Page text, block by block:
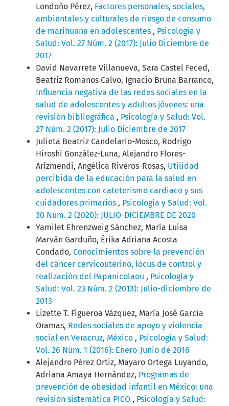
Londoño Pérez, Factores personales, sociales,
ambientales y culturales de riesgo de consumo
de marihuana en adolescentes , Psicología y
Salud: Vol. 27 Núm. 2 (2017): Julio Diciembre de
2017
David Navarrete Villanueva, Sara Castel Feced,
Beatriz Romanos Calvo, Ignacio Bruna Barranco,
Influencia negativa de las redes sociales en la
salud de adolescentes y adultos jóvenes: una
revisión bibliográfica , Psicología y Salud: Vol.
27 Núm. 2 (2017): Julio Diciembre de 2017
Julieta Beatriz Candelario-Mosco, Rodrigo
Hiroshi González-Luna, Alejandro Flores-
Arizmendi, Angélica Riveros-Rosas, Utilidad
percibida de la educación para la salud en
adolescentes con cateterismo cardiaco y sus
cuidadores primarios , Psicología y Salud: Vol.
30 Núm. 2 (2020): JULIO-DICIEMBRE DE 2020
Yamilet Ehrenzweig Sánchez, María Luisa
Marván Garduño, Érika Adriana Acosta
Condado, Conocimientos sobre la prevención
del cáncer cervicouterino, locus de control y
realización del Papanicolaou , Psicología y
Salud: Vol. 23 Núm. 2 (2013): Julio-diciembre de
2013
Lizette T. Figueroa Vázquez, María José García
Oramas, Redes sociales de apoyo y violencia
social en Veracruz, México , Psicología y Salud:
Vol. 26 Núm. 1 (2016): Enero-Junio de 2016
Alejandro Pérez Ortiz, Mayaro Ortega Luyando,
Adriana Amaya Hernández, Programas de
prevención de obesidad infantil en México: una
revisión sistemática PICO , Psicología y Salud: